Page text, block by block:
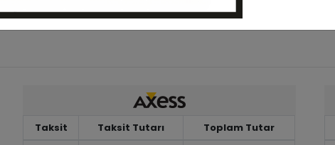
Taksit Taksit Tutarı
Toplam Tutar